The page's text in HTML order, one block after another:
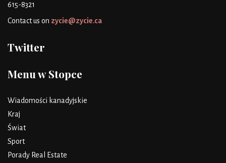
615-8321
Contact us on zycie@zycie.ca
Twitter
Menu w Stopce
Wiadomości kanadyjskie
Kraj
Świat
Sport
Porady Real Estate